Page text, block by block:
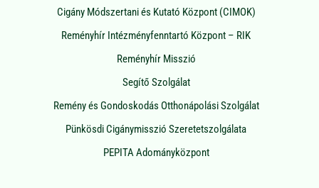
Cigány Módszertani és Kutató Központ (CIMOK)
Reményhír Intézményfenntartó Központ – RIK
Reményhír Misszió
Segítő Szolgálat
Remény és Gondoskodás Otthonápolási Szolgálat
Pünkösdi Cigánymisszió Szeretetszolgálata
PEPITA Adományközpont